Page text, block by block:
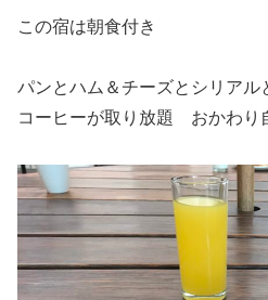
この宿は朝食付き
パンとハム＆チーズとシリアル
コーヒーが取り放題 おかわり